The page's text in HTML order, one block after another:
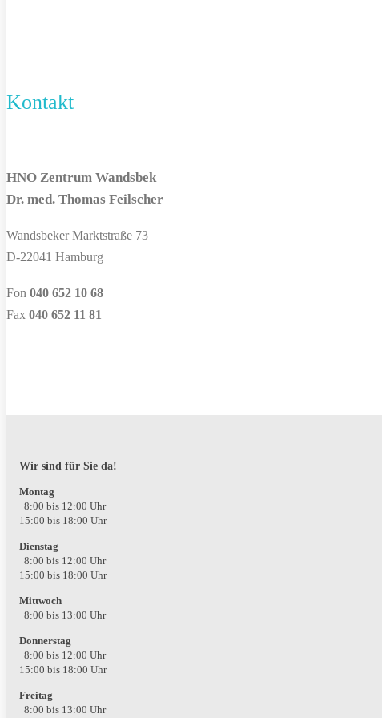
Kontakt
HNO Zentrum Wandsbek
Dr. med. Thomas Feilscher
Wandsbeker Marktstraße 73
D-22041 Hamburg
Fon 040 652 10 68
Fax 040 652 11 81
Wir sind für Sie da!
Montag
8:00 bis 12:00 Uhr
15:00 bis 18:00 Uhr
Dienstag
8:00 bis 12:00 Uhr
15:00 bis 18:00 Uhr
Mittwoch
8:00 bis 13:00 Uhr
Donnerstag
8:00 bis 12:00 Uhr
15:00 bis 18:00 Uhr
Freitag
8:00 bis 13:00 Uhr